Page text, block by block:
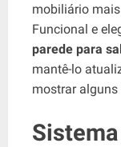
mobiliário
Funcional e
parede para
mantê-lo
mostrar alguns